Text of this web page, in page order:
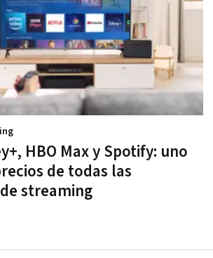
HBO Max y Spotify: uno
de todas las
streaming